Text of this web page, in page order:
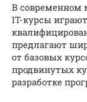
В современном
IT-курсы
предлагают
от базовых
продвинутых
разработке